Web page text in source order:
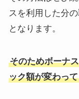
スを利用した分
となります。
そのためボーナ
ック額が変わっ